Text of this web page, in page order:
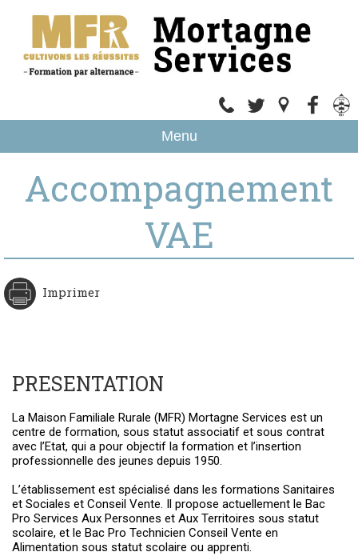
Menu
Accompagnement
VAE
Imprimer
PRESENTATION
La Maison Familiale Rurale (MFR) Mortagne Services est un
centre de formation, sous statut associatif et sous contrat
avec l’Etat, qui a pour objectif la formation et l’insertion
professionnelle des jeunes depuis 1950.
L’établissement est spécialisé dans les formations Sanitaires
et Sociales et Conseil Vente. Il propose actuellement le Bac
Pro Services Aux Personnes et Aux Territoires sous statut
scolaire, et le Bac Pro Technicien Conseil Vente en
Alimentation sous statut scolaire ou apprenti.